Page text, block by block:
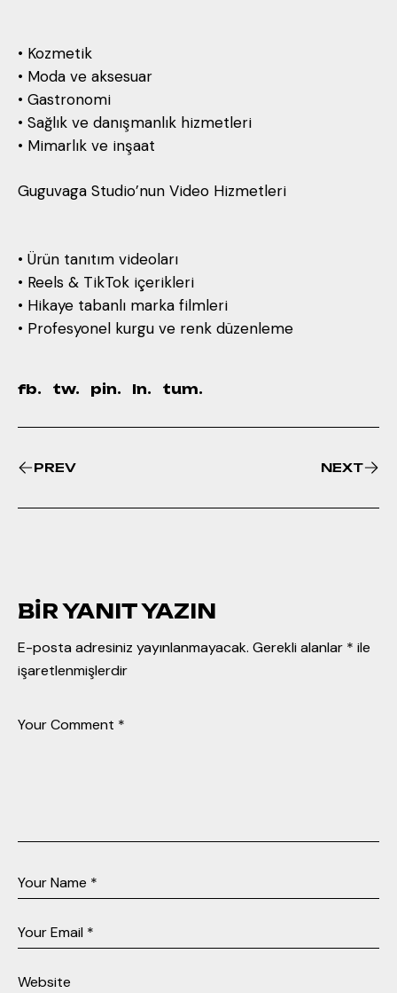
• Kozmetik
• Moda ve aksesuar
• Gastronomi
• Sağlık ve danışmanlık hizmetleri
• Mimarlık ve inşaat
Guguvaga Studio’nun Video Hizmetleri
• Ürün tanıtım videoları
• Reels & TikTok içerikleri
• Hikaye tabanlı marka filmleri
• Profesyonel kurgu ve renk düzenleme
fb. tw. pin. ln. tum.
PREV NEXT
BIR YANIT YAZIN
E-posta adresiniz yayınlanmayacak. Gerekli alanlar * ile
işaretlenmişlerdir